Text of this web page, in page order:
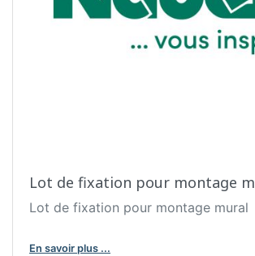
Lot de fixation pour montage
Lot de fixation pour montage mural
En savoir plus ...